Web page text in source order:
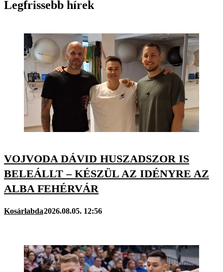
Legfrissebb hírek
VOJVODA DÁVID HUSZADSZOR IS
BELEÁLLT – KÉSZÜL AZ IDÉNYRE AZ
ALBA FEHÉRVÁR
Kosárlabda2026.08.05. 12:56